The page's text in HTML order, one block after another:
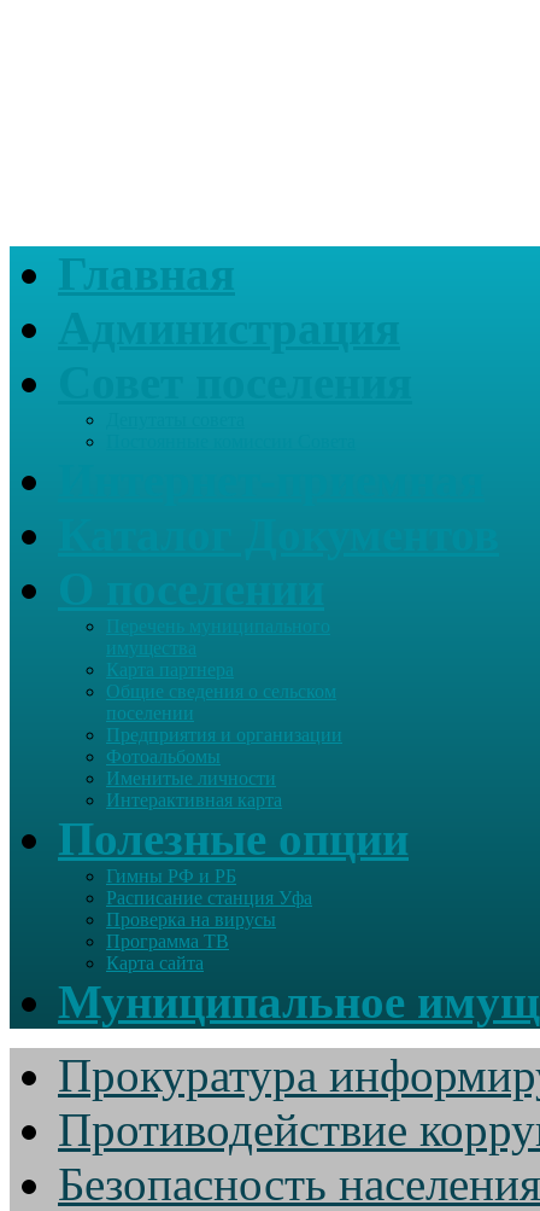
Главная
Перечень муниципального
имущества
Карта партнера
Общие сведения о сельском
поселении
Предприятия и организации
Фотоальбомы
Именитые личности
Интерактивная карта
Полезные опции
Гимны РФ и РБ
Расписание станция Уфа
Проверка на вирусы
Программа ТВ
Карта сайта
Муниципальное
Прокуратура
Противодействие
Безопасность населения